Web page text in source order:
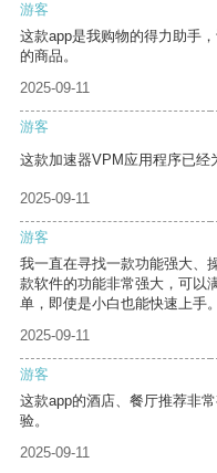
游客
这款app是我购物的得力助手
的商品。
2025-09-11
游客
这款加速器VPM应用程序已经
2025-09-11
游客
我一直在寻找一款功能强大、
款软件的功能非常强大，可以
单，即使是小白也能快速上手。
2025-09-11
游客
这款app的酒店、餐厅推荐非
验。
2025-09-11